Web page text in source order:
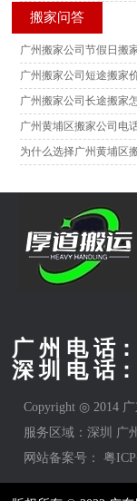
搬家问答
广州搬家公司节假日搬
广州搬家公司短途搬家
广州搬家公司长途搬家
广州黄埔区搬家公司电
为什么选择广州黄埔区
广 州 电 话：
深 圳 电 话：
Copyright ◎ 2014
服务区域：深圳 广
网站备案号：粤